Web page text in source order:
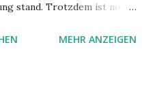
stand. Trotzdem ist noch
Blick auf das was
MEHR ANZEIGEN